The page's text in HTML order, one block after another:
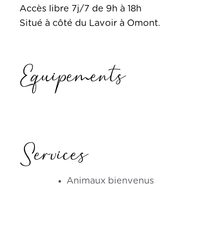
Accès libre 7j/7 de 9h à 18h
Situé à côté du Lavoir à Omont.
Equipements
Services
Animaux bienvenus